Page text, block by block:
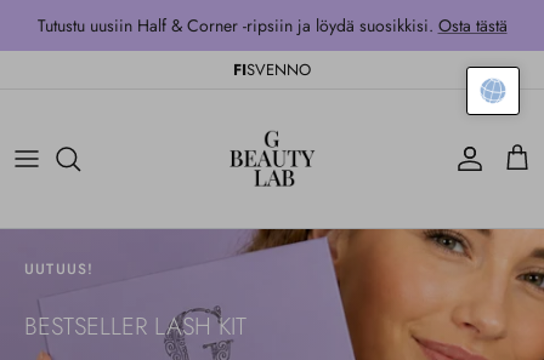
Siirry sisältöön
Tutustu uusiin Half & Corner -ripsiin ja löydä suosikkisi. Osta tästä
FISVENNO
UUTUUS!
BESTSELLER LASH KIT